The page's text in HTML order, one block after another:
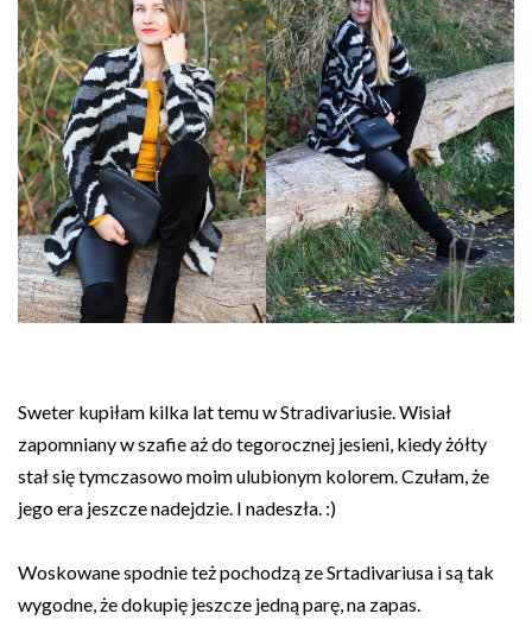
Sweter kupiłam kilka lat temu w Stradivariusie. Wisiał
zapomniany w szafie aż do tegorocznej jesieni, kiedy żółty
stał się tymczasowo moim ulubionym kolorem. Czułam, że
jego era jeszcze nadejdzie. I nadeszła. :)
Woskowane spodnie też pochodzą ze Srtadivariusa i są tak
wygodne, że dokupię jeszcze jedną parę, na zapas.